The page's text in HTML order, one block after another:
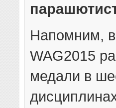
Напомним,
WAG2015
медали в